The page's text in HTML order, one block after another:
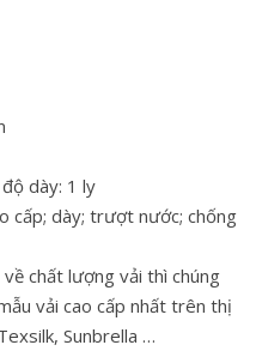
dày: 1 ly
cấp; dày; trượt nước; chống
chất lượng vải thì chúng
vải cao cấp nhất trên thị
Sunbrella …